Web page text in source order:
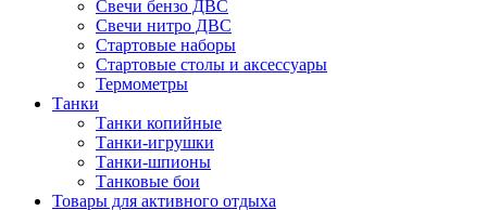
Свечи бензо ДВС
Свечи нитро ДВС
Стартовые наборы
Стартовые столы и аксессуары
Термометры
Танки
Танки копийные
Танки-игрушки
Танки-шпионы
Танковые бои
Товары для активного отдыха